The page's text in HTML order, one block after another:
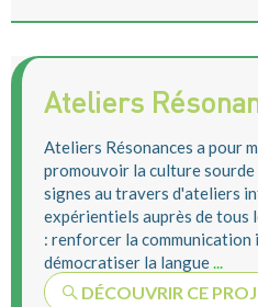
Ateliers
Ateliers Résonances a pour
promouvoir la culture sourde
signes au travers d'ateliers
expérientiels auprès de tous
: renforcer la communication
démocratiser la langue...
DÉCOUVRIR CE